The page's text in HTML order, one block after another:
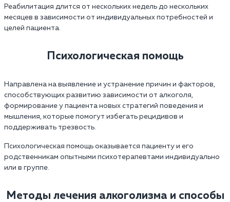
Реабилитация длится от нескольких недель до нескольких
месяцев в зависимости от индивидуальных потребностей и
целей пациента.
Психологическая помощь
Направлена на выявление и устранение причин и факторов,
способствующих развитию зависимости от алкоголя,
формирование у пациента новых стратегий поведения и
мышления, которые помогут избегать рецидивов и
поддерживать трезвость.
Психологическая помощь оказывается пациенту и его
родственникам опытными психотерапевтами индивидуально
или в группе.
Методы лечения алкоголизма и способы